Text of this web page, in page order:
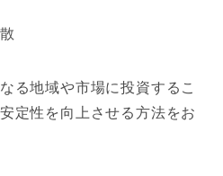
る地域や市場に投資するこ
定性を向上させる方法をお